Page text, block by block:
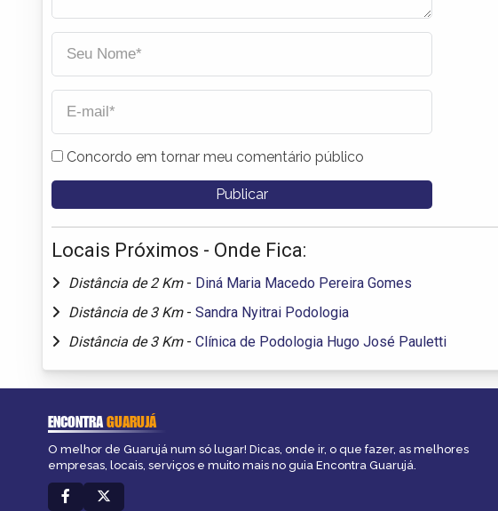
Concordo em tornar meu comentário público
Locais Próximos - Onde Fica:
Distância de 2 Km - Diná Maria Macedo Pereira Gomes
Distância de 3 Km - Sandra Nyitrai Podologia
Distância de 3 Km - Clínica de Podologia Hugo José Pauletti
ENCONTRAGUARUJÁ
O melhor de Guarujá num só lugar! Dicas, onde ir, o que fazer, as melhores
empresas, locais, serviços e muito mais no guia Encontra Guarujá.